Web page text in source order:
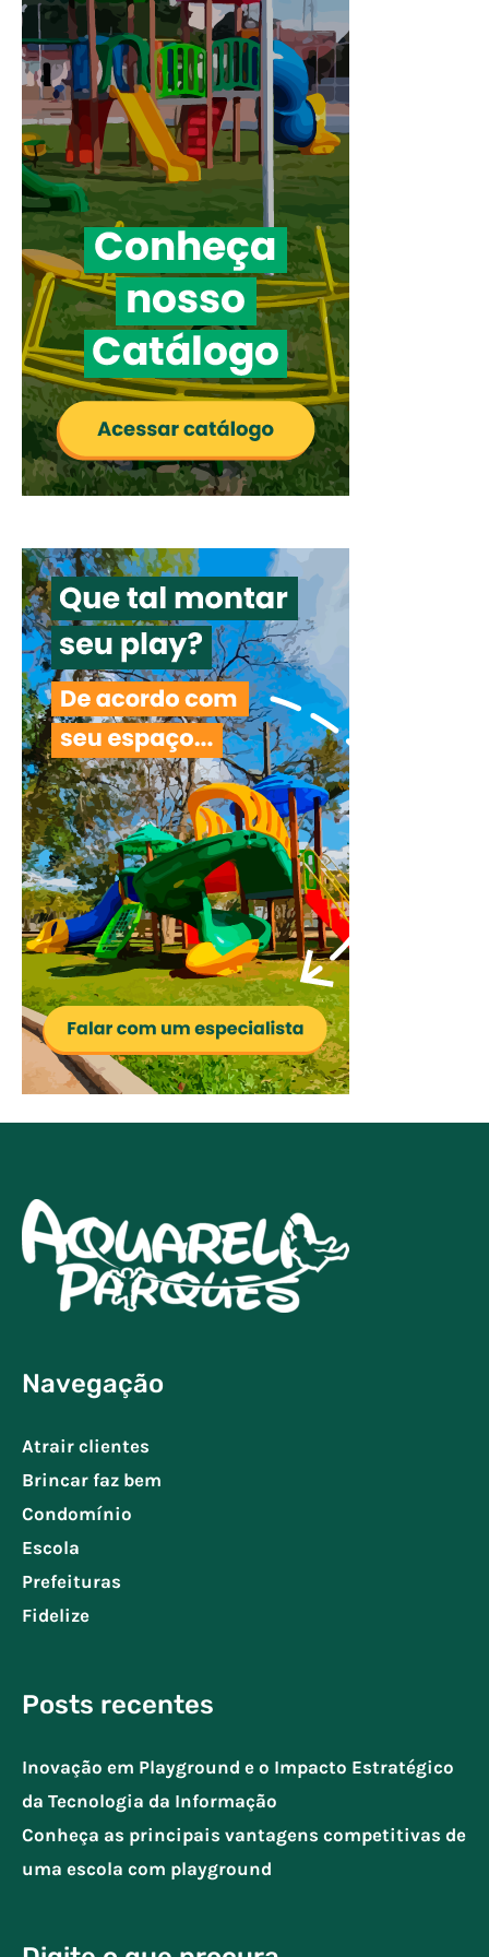
Navegação
Atrair clientes
Brincar faz bem
Condomínio
Escola
Prefeituras
Fidelize
Posts recentes
Inovação em Playground e o Impacto Estratégico
da Tecnologia da Informação
Conheça as principais vantagens competitivas de
uma escola com playground